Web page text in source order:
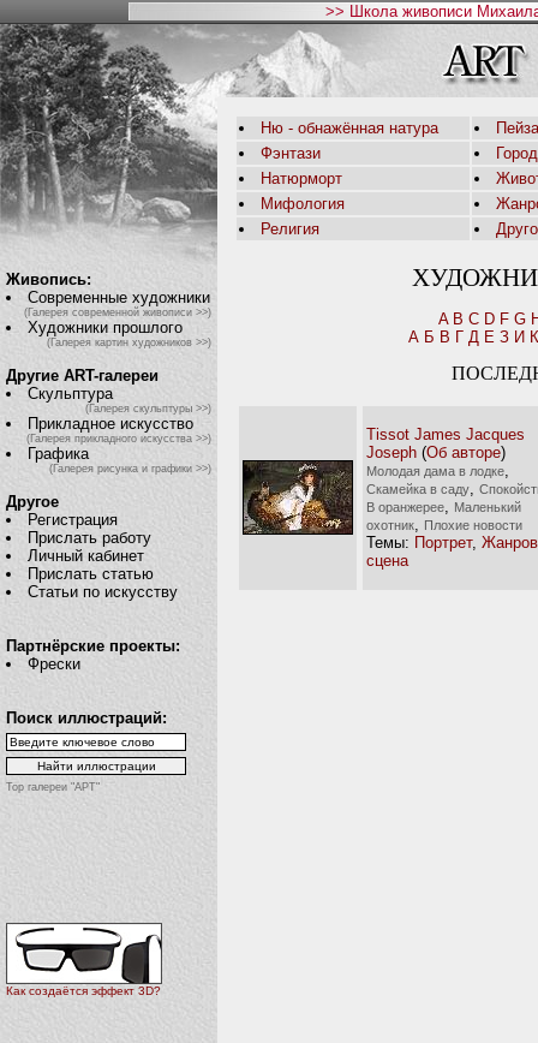
>> Школа живописи
Живопись:
Современные художники
(Галерея современной живописи >>)
Художники прошлого
(Галерея картин художников >>)
Другие ART-галереи
Скульптура
(Галерея скульптуры >>)
Прикладное искусство
(Галерея прикладного искусства >>)
Графика
(Галерея рисунка и графики >>)
Другое
Регистрация
Прислать работу
Личный кабинет
Прислать статью
Статьи по искусству
Партнёрские проекты:
Фрески
Поиск иллюстраций:
Top галереи "АРТ"
Как создаётся эффект 3D?
Ню - обнажённая натура
Фэнтази
Город
Натюрморт
Мифология
Религия
A B C D F G
А Б В Г Д Е З И К
Tissot James Jacques
Joseph (Об авторе)
Молодая дама в лодке
Скамейка в саду
В оранжерее
Маленький
охотник
Плохие новости
Темы: Портрет,
сцена